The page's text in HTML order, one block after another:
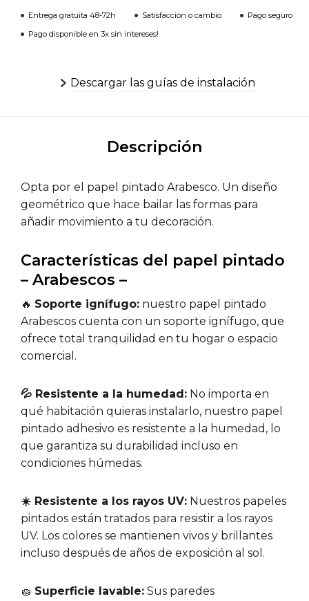
Entrega gratuita 48-72h Satisfacción o cambio
Pago seguro
Pago disponible en 3x sin intereses!
Descargar las guías de instalación
Descripción
Opta por el papel pintado Arabesco. Un diseño
geométrico que hace bailar las formas para
añadir movimiento a tu decoración.
Características del papel pintado
– Arabescos –
🔥 Soporte ignífugo: nuestro papel pintado
Arabescos cuenta con un soporte ignífugo, que
ofrece total tranquilidad en tu hogar o espacio
comercial.
💦 Resistente a la humedad: No importa en
qué habitación quieras instalarlo, nuestro papel
pintado adhesivo es resistente a la humedad, lo
que garantiza su durabilidad incluso en
condiciones húmedas.
☀️ Resistente a los rayos UV: Nuestros papeles
pintados están tratados para resistir a los rayos
UV. Los colores se mantienen vivos y brillantes
incluso después de años de exposición al sol.
🧽 Superficie lavable: Sus paredes